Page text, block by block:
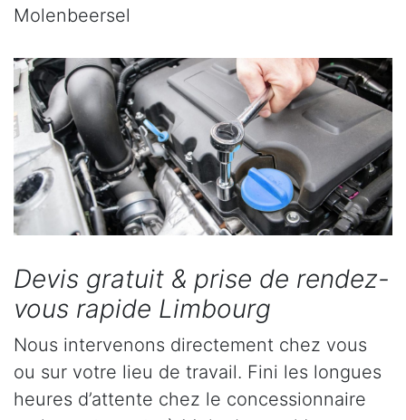
Molenbeersel
Devis gratuit & prise de rendez-
vous rapide Limbourg
Nous intervenons directement chez vous
ou sur votre lieu de travail. Fini les longues
heures d’attente chez le concessionnaire